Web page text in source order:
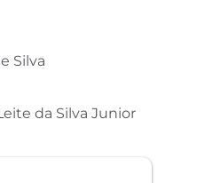
Silva
da Silva Junior